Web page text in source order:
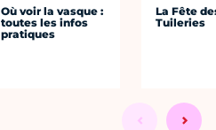
Où voir la vasque :
toutes les infos
pratiques
La Fête
Tuileries